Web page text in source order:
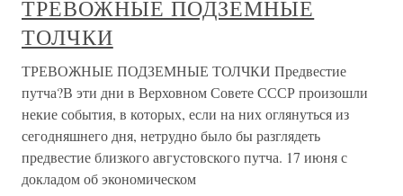
ТРЕВОЖНЫЕ ПОДЗЕМНЫЕ
ТОЛЧКИ
ТРЕВОЖНЫЕ ПОДЗЕМНЫЕ ТОЛЧКИ Предвестие
путча?В эти дни в Верховном Совете СССР произошли
некие события, в которых, если на них оглянуться из
сегодняшнего дня, нетрудно было бы разглядеть
предвестие близкого августовского путча. 17 июня с
докладом об экономическом